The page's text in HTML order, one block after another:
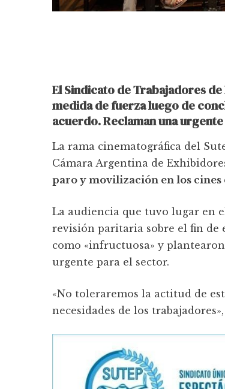
El Sindicato de Trabajadores
medida de fuerza luego de
acuerdo. Reclaman una
La rama cinematográfica del
Cámara Argentina de
paro y movilización en los cines
La audiencia que tuvo lugar en
revisión paritaria sobre el fin de
como «infructuosa» y
urgente para el sector.
«No toleraremos la actitud de
necesidades de los